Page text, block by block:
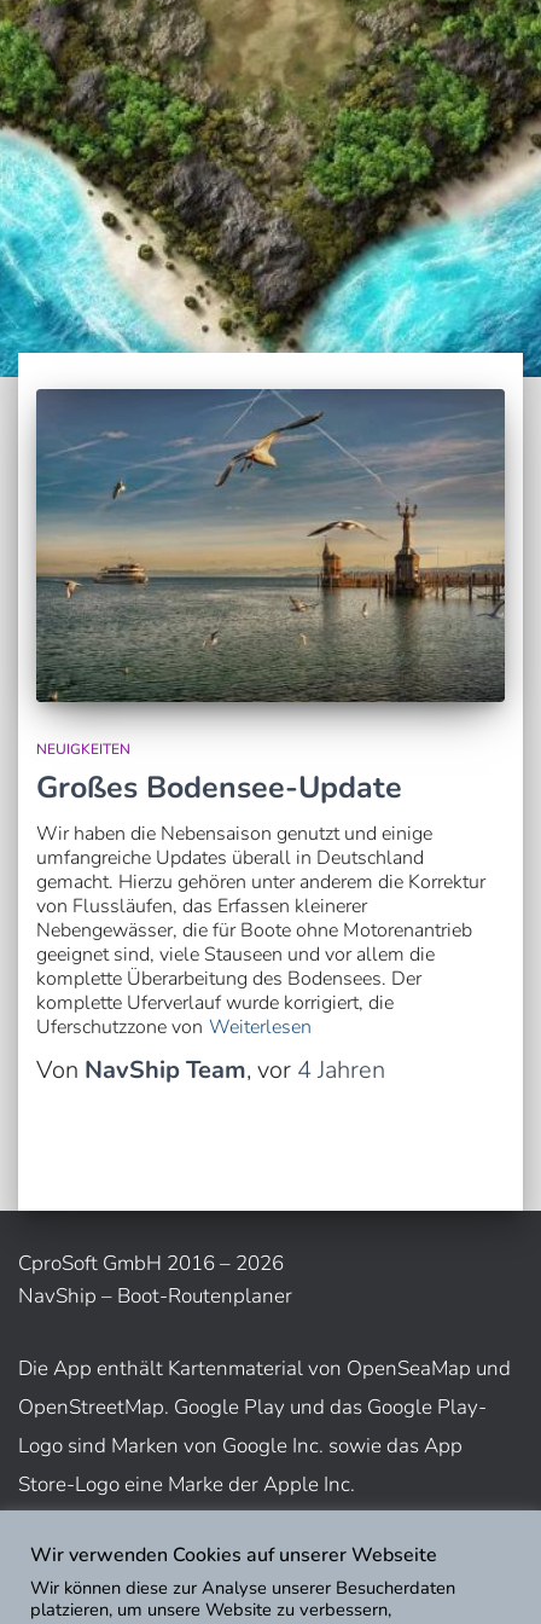
NEUIGKEITEN
Großes Bodensee-Update
Wir haben die Nebensaison genutzt und einige
umfangreiche Updates überall in Deutschland
gemacht. Hierzu gehören unter anderem die Korrektur
von Flussläufen, das Erfassen kleinerer
Nebengewässer, die für Boote ohne Motorenantrieb
geeignet sind, viele Stauseen und vor allem die
komplette Überarbeitung des Bodensees. Der
komplette Uferverlauf wurde korrigiert, die
Uferschutzzone von Weiterlesen
Von NavShip Team, vor 4 Jahren
CproSoft GmbH 2016 – 2026
NavShip – Boot-Routenplaner
Die App enthält Kartenmaterial von OpenSeaMap und
OpenStreetMap. Google Play und das Google Play-
Logo sind Marken von Google Inc. sowie das App
Store-Logo eine Marke der Apple Inc.
Nutzungsbedingungen
Impressum
Wir verwenden Cookies auf unserer Webseite
Wir können diese zur Analyse unserer Besucherdaten
platzieren, um unsere Website zu verbessern,